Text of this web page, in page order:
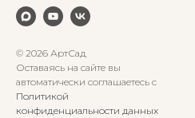
© 2026 АртСад
Оставаясь на сайте вы
автоматически соглашаетесь с
Политикой
конфиденциальности данных